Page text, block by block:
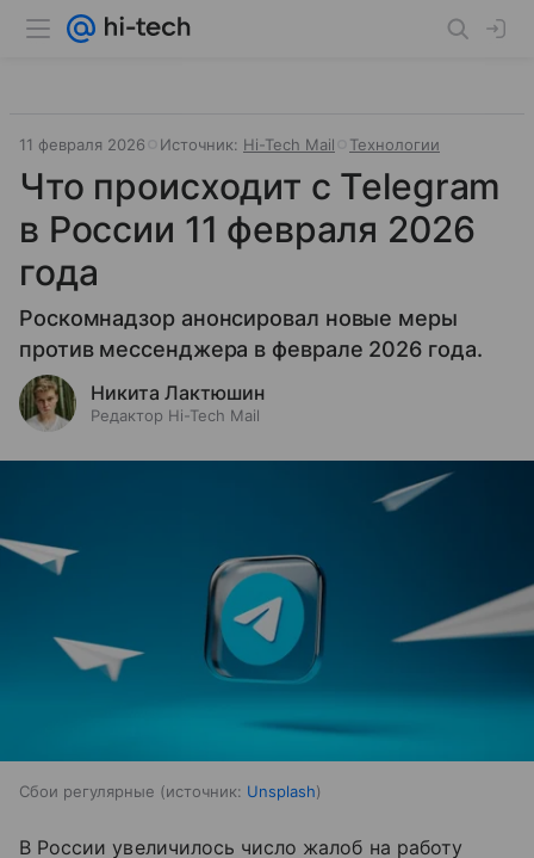
11 февраля 2026 Источник: Hi-Tech Mail Технологии
Что происходит с Telegram
в России 11 февраля 2026
года
Роскомнадзор анонсировал новые меры
против мессенджера в феврале 2026 года.
Никита Лактюшин
Редактор Hi-Tech Mail
Сбои регулярные источник: Unsplash
В России увеличилось число жалоб на работу